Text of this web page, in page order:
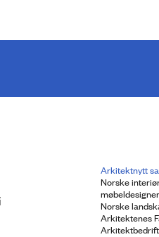
Arkitektnytt
Norske
Norske
Arkitektenes